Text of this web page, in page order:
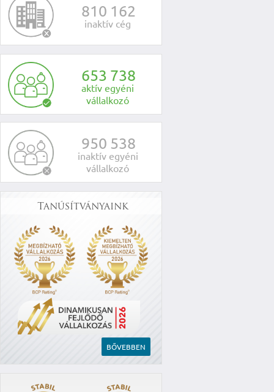
810 162
inaktív cég
653 738
aktív egyéni
vállalkozó
950 538
inaktív egyéni
vállalkozó
Tanúsítványaink
BŐVEBBEN